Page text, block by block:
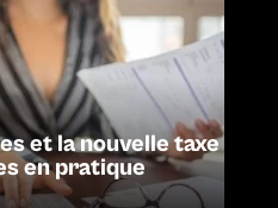
et la nouvelle taxe
en pratique